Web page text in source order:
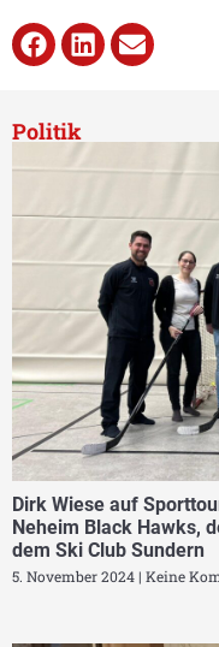
Politik
Dirk Wiese auf
Neheim Black Hawks,
dem Ski Club Sundern
5. November 2024 Keine